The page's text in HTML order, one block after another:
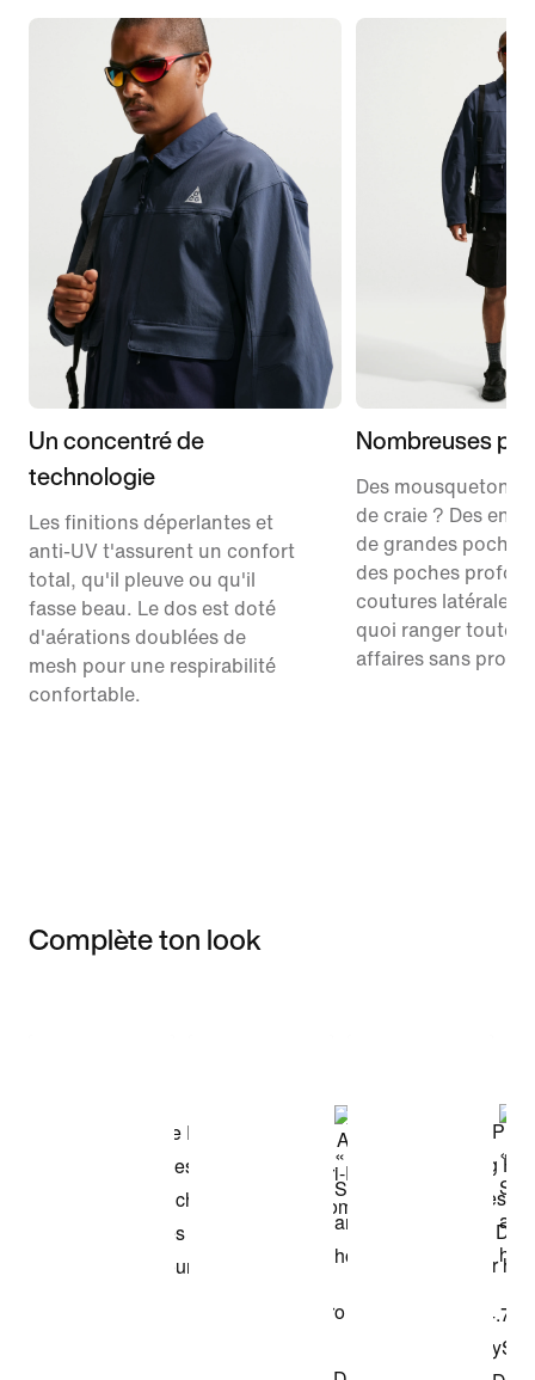
Un concentré de
technologie
Les finitions déperlantes et
anti-UV t'assurent un confort
total, qu'il pleuve ou qu'il
fasse beau. Le dos est doté
d'aérations doublées de
mesh pour une respirabilité
confortable.
Nombreuses
Des mousquetons
de craie ? Des en-
de grandes poches
des poches
coutures latérales,
quoi ranger toutes
affaires sans
Complète ton look